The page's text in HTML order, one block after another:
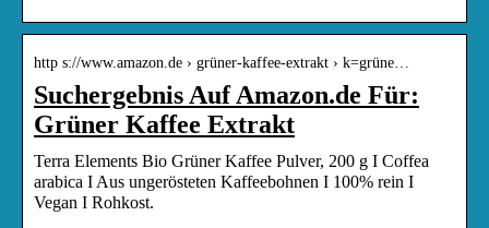
http s://www.amazon.de › grüner-kaffee-extrakt › k=grüne…
Suchergebnis Auf Amazon.de Für:
Grüner Kaffee Extrakt
Terra Elements Bio Grüner Kaffee Pulver, 200 g I Coffea
arabica I Aus ungerösteten Kaffeebohnen I 100% rein I
Vegan I Rohkost.